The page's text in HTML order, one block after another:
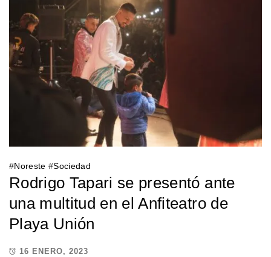
#Noreste #Sociedad
Rodrigo Tapari se presentó ante
una multitud en el Anfiteatro de
Playa Unión
16 ENERO, 2023